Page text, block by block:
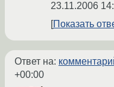
23.11.2006
Показать
Ответ на:
+00:00